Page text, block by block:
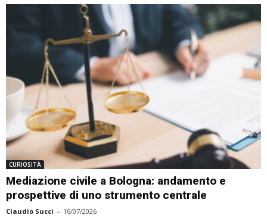
CURIOSITÀ
Mediazione civile a Bologna: andamento e
prospettive di uno strumento centrale
Claudio Succi - 16/07/2026